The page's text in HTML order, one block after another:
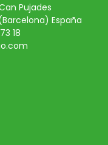
Pujades
España
18